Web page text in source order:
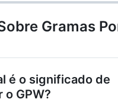
Gramas
é o significado de
o GPW?